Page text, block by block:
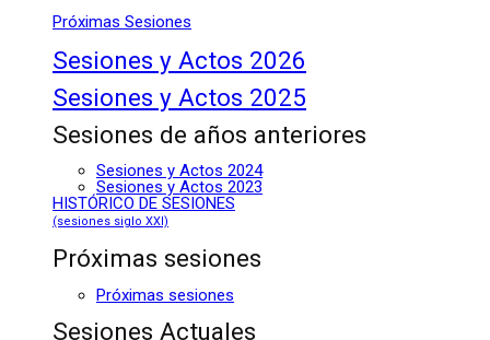
Próximas Sesiones
Sesiones y Actos 2026
Sesiones y Actos 2025
Sesiones de años anteriores
Sesiones y Actos 2024
Sesiones y Actos 2023
HISTÓRICO DE SESIONES
(sesiones siglo XXI)
Próximas sesiones
Próximas sesiones
Sesiones Actuales